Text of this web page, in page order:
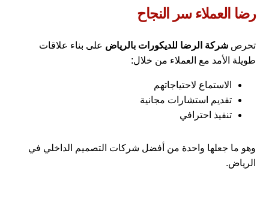
رضا العملاء سر النجاح
تحرصشركة الرضا للديكورات بالرياض على بناء علاقات
طويلة الأمد مع العملاء من خلال:
الاستماع لاحتياجاتهم
تقديم استشارات مجانية
تنفيذ احترافي
وهو ما جعلها واحدة من أفضل شركات التصميم الداخلي في
الرياض.